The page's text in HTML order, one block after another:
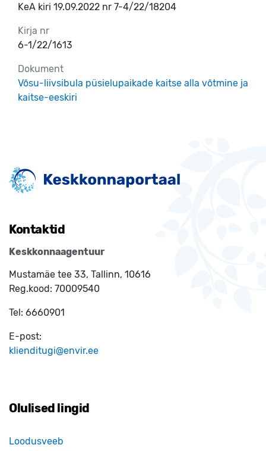
KeA kiri 19.09.2022 nr 7-4/22/18204
Kirja nr
6-1/22/1613
Dokument
Võsu-liivsibula püsielupaikade kaitse alla võtmine ja
kaitse-eeskiri
Kontaktid
Keskkonnaagentuur
Mustamäe tee 33, Tallinn, 10616
Reg.kood: 70009540
Tel: 6660901
E-post:
klienditugi@envir.ee
Olulised lingid
Loodusveeb